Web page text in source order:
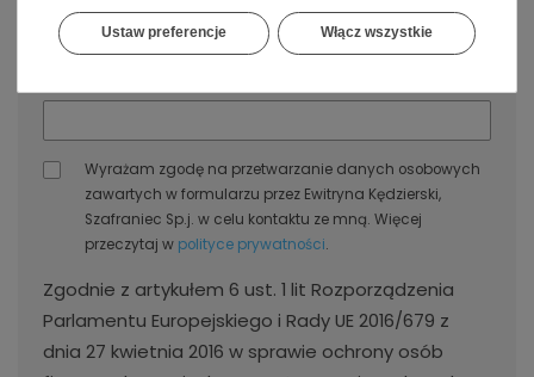
Ustaw preferencje Włącz wszystkie
Wyrażam zgodę na przetwarzanie danych osobowych
zawartych w formularzu przez Ewitryna Kędzierski,
Szafraniec Sp.j. w celu kontaktu ze mną. Więcej
przeczytaj w polityce prywatności.
Zgodnie z artykułem 6 ust. 1 lit Rozporządzenia
Parlamentu Europejskiego i Rady UE 2016/679 z
dnia 27 kwietnia 2016 w sprawie ochrony osób